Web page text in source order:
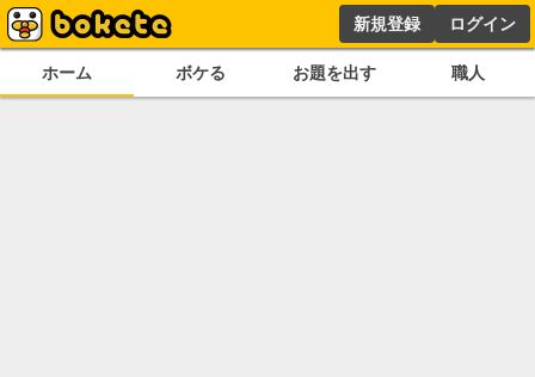
新規登録 ログイン
ホーム ボケる お題を出す 職人